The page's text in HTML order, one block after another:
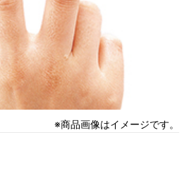
※商品画像はイメージです。